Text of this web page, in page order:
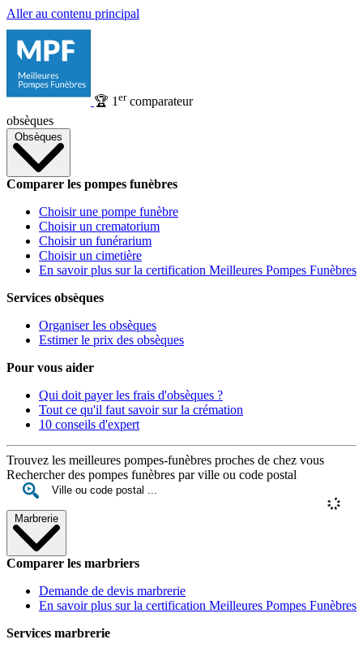
Aller au contenu principal
🏆 1 ercomparateur
obsèques
Obsèques
Comparer les pompes funèbres
Choisir une pompe funèbre
Choisir un crematorium
Choisir un funérarium
Choisir un cimetière
En savoir plus sur la certification Meilleures Pompes Funèbres
Services obsèques
Organiser les obsèques
Estimer le prix des obsèques
Pour vous aider
Qui doit payer les frais d'obsèques ?
Tout ce qu'il faut savoir sur la crémation
10 conseils d'expert
Trouvez les meilleures pompes-funèbres proches de chez vous
Rechercher des pompes funèbres par ville ou code postal
Marbrerie
Comparer les marbriers
Demande de devis marbrerie
En savoir plus sur la certification Meilleures Pompes Funèbres
Services marbrerie